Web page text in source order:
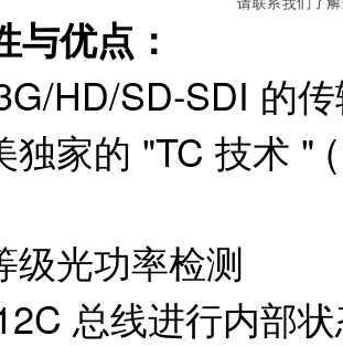
与优点：
HD/SD-SDI 的
独家的 "TC 技术 "
级光功率检测
总线进行内部